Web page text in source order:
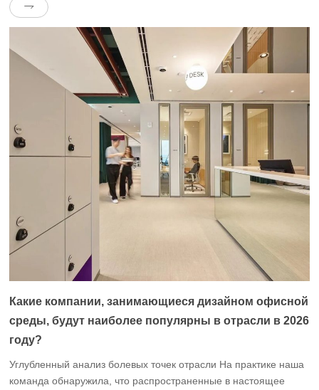
защиты окружающей среды и необеспеченного
послепродажного обслуживания”: учитывая потребности
гибкого офиса в модульном сочетании, средний цикл
доработки на традиционных фабриках составляет Через 72
часа после получения […]
Какие компании, занимающиеся дизайном офисной
среды, будут наиболее популярны в отрасли в 2026
году?
Углубленный анализ болевых точек отрасли На практике наша
команда обнаружила, что распространенные в настоящее